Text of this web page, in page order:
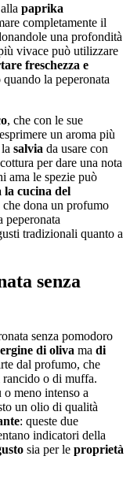
paprika
completamente il
una profondità
vivace può utilizzare
freschezza e
quando la peperonata
, che con le sue
un aroma più
salvia da usare con
per dare una nota
ama le spezie può
la cucina del
dona un profumo
peperonata
tradizionali quanto a
senza
senza pomodoro
di oliva ma di
dal profumo, che
rancido o di muffa.
meno intenso a
un olio di qualità
: queste due
indicatori della
sia per le proprietà